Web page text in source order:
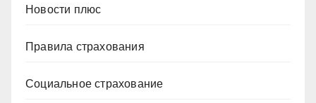
Новости плюс
Правила страхования
Социальное страхование